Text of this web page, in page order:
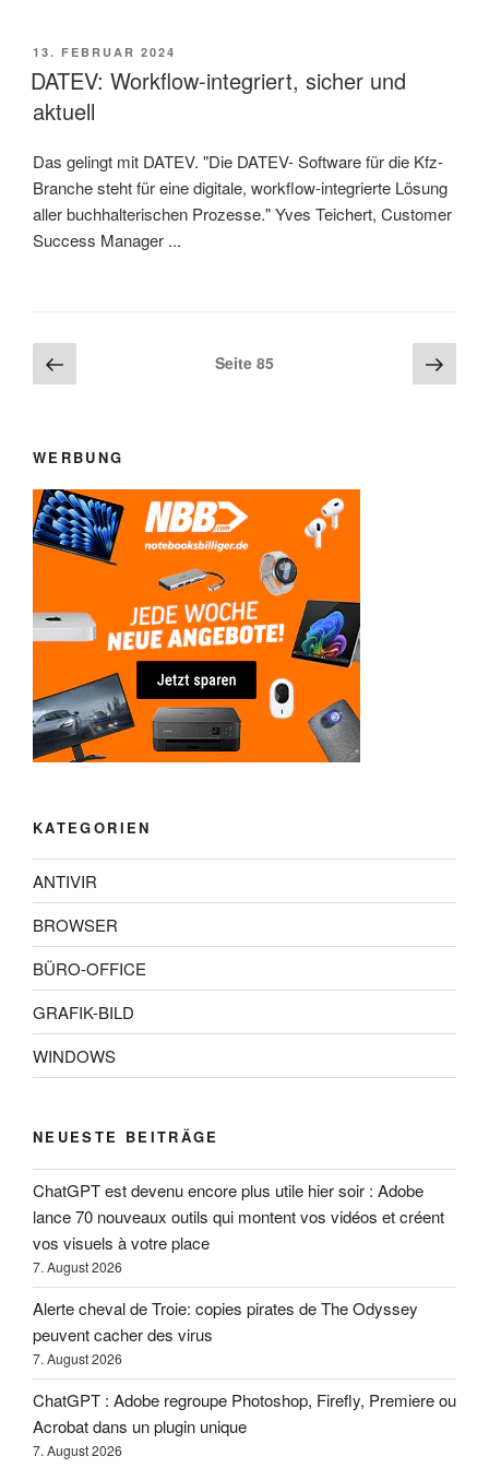
VERÖFFENTLICHT
AM
13. FEBRUAR 2024
DATEV: Workflow-integriert, sicher und
aktuell
Das gelingt mit DATEV. "Die DATEV- Software für die Kfz-
Branche steht für eine digitale, workflow-integrierte Lösung
aller buchhalterischen Prozesse." Yves Teichert, Customer
Success Manager ...
Beitragsnavigation
Seite
Seite 85
Seite
WERBUNG
KATEGORIEN
ANTIVIR
BROWSER
BÜRO-OFFICE
GRAFIK-BILD
WINDOWS
NEUESTE BEITRÄGE
ChatGPT est devenu encore plus utile hier soir : Adobe
lance 70 nouveaux outils qui montent vos vidéos et créent
vos visuels à votre place
7. August 2026
Alerte cheval de Troie: copies pirates de The Odyssey
peuvent cacher des virus
7. August 2026
ChatGPT : Adobe regroupe Photoshop, Firefly, Premiere ou
Acrobat dans un plugin unique
7. August 2026